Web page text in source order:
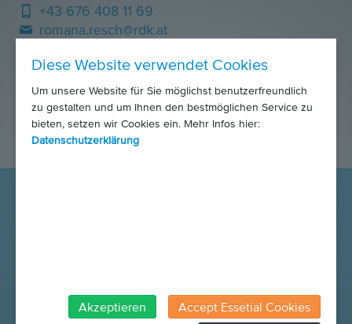
+43 676 408 11 69
romana.resch@rdk.at
Diese Website verwendet Cookies
Um unsere Website für Sie möglichst benutzerfreundlich
zu gestalten und um Ihnen den bestmöglichen Service zu
bieten, setzen wir Cookies ein. Mehr Infos hier:
Datenschutzerklärung
Akzeptieren
Accept Essetial Cookies